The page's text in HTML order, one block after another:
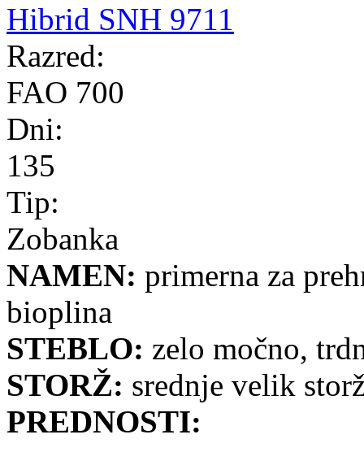
Hibrid SNH 9711
Razred:
FAO 700
Dni:
135
Tip:
Zobanka
NAMEN: primerna za
bioplina
STEBLO: zelo močno,
STORŽ: srednje velik
PREDNOSTI: